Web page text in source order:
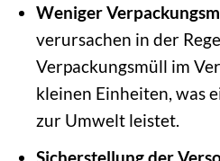
Weniger
verursachen in der
Verpackungsmüll im
kleinen Einheiten, was
zur Umwelt leistet.